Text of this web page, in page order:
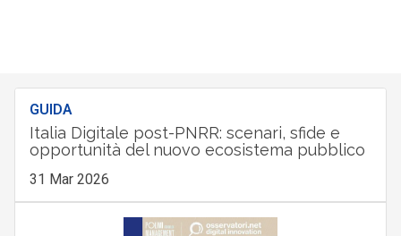
GUIDA
Italia Digitale post-PNRR: scenari, sfide e
opportunità del nuovo ecosistema pubblico
31 Mar 2026